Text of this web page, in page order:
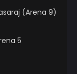
(Arena 9)
5